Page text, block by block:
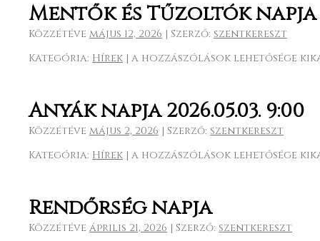
Mentők és Tűzoltók napja
Közzétéve május 12, 2026 | Szerző: szentkereszt
Kategória: Hírek | Mentők
napja
2026.
05.17.
bejegyzéshez
a hozzászólások lehetősége
Anyák napja 2026.05.03. 9:00
Közzétéve május 2, 2026 | Szerző: szentkereszt
Kategória: Hírek | Anyák
9:00
bejegyzéshez
a hozzászólások lehetősége
Rendőrség napja
Közzétéve április 21, 2026 | Szerző: szentkereszt